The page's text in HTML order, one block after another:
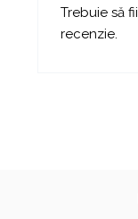
Trebuie să fii
recenzie.